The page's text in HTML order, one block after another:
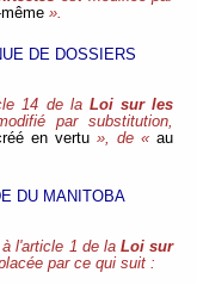
».
DE DOSSIERS
14 de la Loi sur les
par substitution,
en vertu », de «au
DU MANITOBA
l'article 1 de la Loi sur
par ce qui suit :